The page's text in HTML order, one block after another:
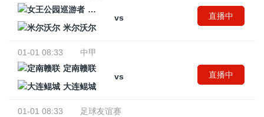
女王公园巡游者
vs
米尔沃尔
直播中
01-01 08:33
中甲
定南赣联
vs
大连鲲城
直播中
01-01 08:33
足球友谊赛